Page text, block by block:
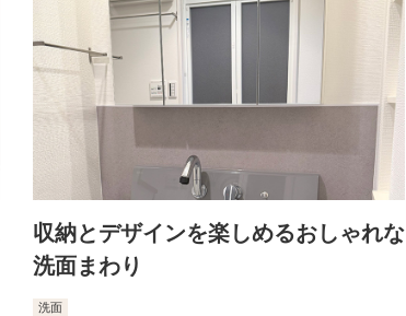
収納とデザインを楽しめるおしゃれな
洗面まわり
洗面